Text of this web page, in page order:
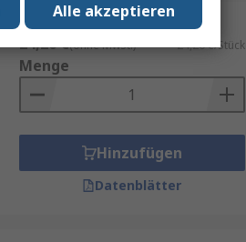
Zwischensumme (1 Stück)
24,26 €(ohne MwSt.) 24,26 €/Stück
Menge
Hinzufügen
Datenblätter
Alle akzeptieren